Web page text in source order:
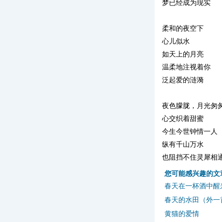
梦已经成为现实
柔和的夜空下
心儿似水
如天上的月亮
温柔地注视着你
泛起爱的涟漪
夜色朦胧，月光匆
心交织着甜蜜
今生今世钟情一人
纵有千山万水
也阻挡不住灵犀相
您可能感兴趣的文
春天在一杯酒中醒
春天的水田（外一
黄猫的爱情